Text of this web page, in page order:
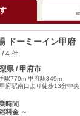
ドーミーイン甲府
/ 4 件
県 / 甲府市
駅779m 甲府駅849m
府駅南口より徒歩13分中
時間
料金 ～